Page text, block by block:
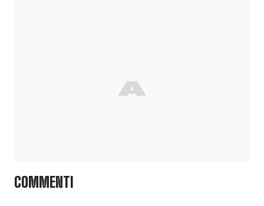
COMMENTI